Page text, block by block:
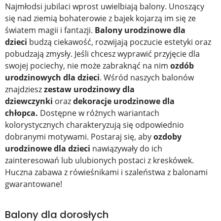
Najmłodsi jubilaci wprost uwielbiają balony. Unoszący
się nad ziemią bohaterowie z bajek kojarzą im się ze
światem magii i fantazji. Balony urodzinowe dla
dzieci budzą ciekawość, rozwijają poczucie estetyki oraz
pobudzają zmysły. Jeśli chcesz wyprawić przyjęcie dla
swojej pociechy, nie może zabraknąć na nim ozdób
urodzinowych dla dzieci. Wśród naszych balonów
znajdzieszzestaw urodzinowy dla
dziewczynki orazdekoracje urodzinowe dla
chłopca. Dostępne w różnych wariantach
kolorystycznych charakteryzują się odpowiednio
dobranymi motywami. Postaraj się, abyozdoby
urodzinowe dla dzieci nawiązywały do ich
zainteresowań lub ulubionych postaci z kreskówek.
Huczna zabawa z rówieśnikami i szaleństwa z balonami
gwarantowane!
Balony dla dorosłych